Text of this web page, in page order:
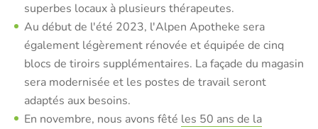
superbes locaux à plusieurs thérapeutes.
Au début de l'été 2023, l'Alpen Apotheke sera
également légèrement rénovée et équipée de cinq
blocs de tiroirs supplémentaires. La façade du magasin
sera modernisée et les postes de travail seront
adaptés aux besoins.
En novembre, nous avons fêté les 50 ans de la